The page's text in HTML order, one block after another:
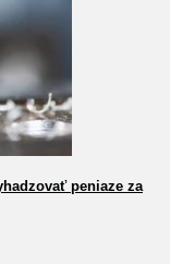
peniaze za